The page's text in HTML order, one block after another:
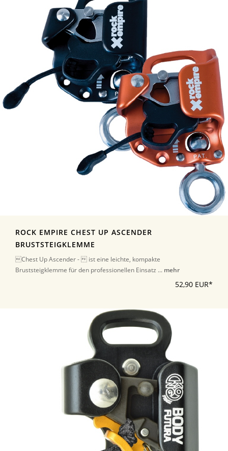
ROCK EMPIRE CHEST UP ASCENDER
BRUSTSTEIGKLEMME
Chest Up Ascender -  ist eine leichte, kompakte
Bruststeigklemme für den professionellen Einsatz ... mehr
52,90 EUR*